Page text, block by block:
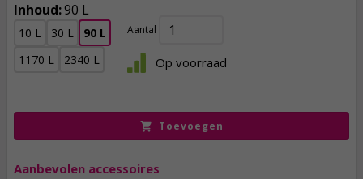
Inhoud:90 L
10 L 30 L
90 L
1170 L
2340 L
Aantal
Op voorraad
Toevoegen
Aanbevolen accessoires